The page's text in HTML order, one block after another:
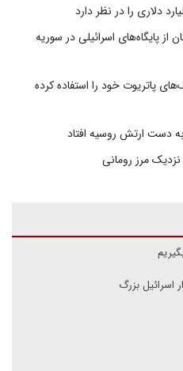
پایگاه‌های اسرائیلی در سوریه
از موشک‌های پاتریوت خود را استفاده کرده
به دست ارتش روسیه افتاد
مرز رومانی
اسرائیل بزرگ